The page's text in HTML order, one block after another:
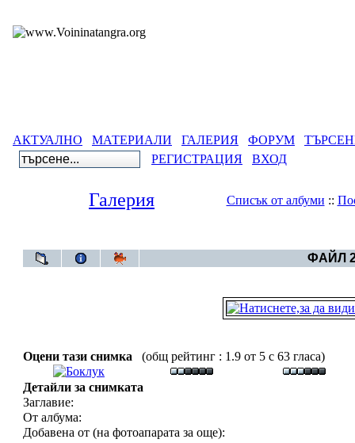
АКТУАЛНО МАТЕРИАЛИ ГАЛЕРИЯ ФОРУМ
РЕГИСТРАЦИЯ
ВХОД
Галерия Списък от албуми ::
ФАЙЛ
Оцени тази снимка (общ рейтинг : 1.9 от 5 с 63 гласа)
Детайли за снимката
Заглавие:
От албума:
Добавена от (на фотоапарата за още):